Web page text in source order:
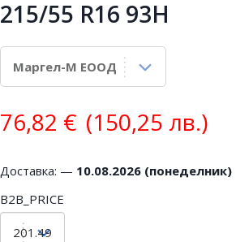
215/55 R16 93H
76,82 € (150,25 лв.)
Доставка: — 10.08.2026 (понеделник)
B2B_PRICE